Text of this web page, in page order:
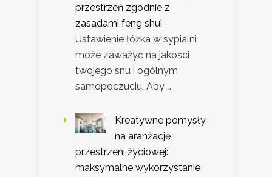
przestrzeń zgodnie z
zasadami feng shui
Ustawienie łóżka w sypialni
może zaważyć na jakości
twojego snu i ogólnym
samopoczuciu. Aby …
Kreatywne pomysły
na aranżację
przestrzeni życiowej:
maksymalne wykorzystanie